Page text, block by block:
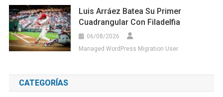
Luis Arráez Batea Su Primer
Cuadrangular Con Filadelfia
06/08/2026
Managed WordPress Migration User
CATEGORÍAS